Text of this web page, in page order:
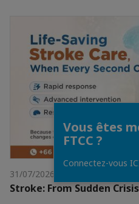
31/07/2026
Stroke: From Sudden
Vous êtes
FTCC ?
Connectez-vous